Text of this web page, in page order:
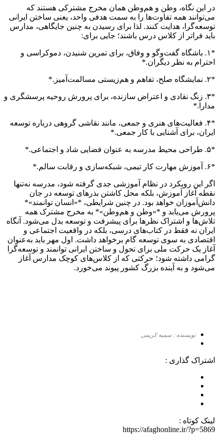
در این نگاه، وطن و هم‌وطن همان مخرج مشترکی هستند که
می‌توانند همه تفاوت‌ها را به سمت هدفی واحد، یعنی ساختن ایرانی
توسعه‌گرا، هدایت کنند. لذا برای رسیدن به چنین جایگاهی، مدارس
باید فراتر از کلاس درس باشند؛ جایی برای:
*۱. باشگاه گفت‌وگو و وفاق، برای تمرین شنیدن، دموکراسی و
احترام به نظر دیگران.*
*۲. نمایشگاه صلح، تفاهم و هم‌زیستی مسالمت‌آمیز.*
*۳. زنگ نقادی و اعتراض سازنده، برای پرورش روحیه پرسشگری و
مدارا.*
*۴. فعالیت‌های هنری و جمعی، مانند نقاشی گروهی درباره توسعه
ایران، برای آشنایی با کار جمعی.*
*۵. طراحی محیط مدرسه به عنوان فضایی شاد و اجتماعی.*
*۶. آموزش مهارت کار تیمی، شبکه‌سازی و رقابت سالم.*
اگر این رویکرد در نظام آموزشی جدی گرفته شود، مدرسه نه‌تنها
نقطه آغاز آموزش، بلکه محل کاشتن بذرهای توسعه در جان
دانش‌آموزان خواهد بود. در چنین شرایطی، *«انسان توانمند»*
پرورش می‌یابد و *«وطن و هم‌وطن»* به مخرج مشترک همه
تلاش‌ها و اشتراک نظرها برای پیشرفت و توسعه بدل می‌شود. آنگاه
ایران نه فقط در کتاب‌های درسی، بلکه در واقعیت اجتماعی و
اقتصادی به سوی توسعه گام برخواهد داشت.‌ اول مهر باید به‌عنوان
آغاز یک حرکت ملی برای تحول و ساختن ایرانی توانمند و توسعه‌گرا
گرامی داشته شود؛ حرکتی که از کلاس‌های کوچک مدارس آغاز
می‌شود و به آینده بزرگ کشور پیوند می‌خورد.
نویسنده : سمیه کریمی
اشتراک گذاری :
لینک کوتاه :
https://afaghonline.ir/?p=5869